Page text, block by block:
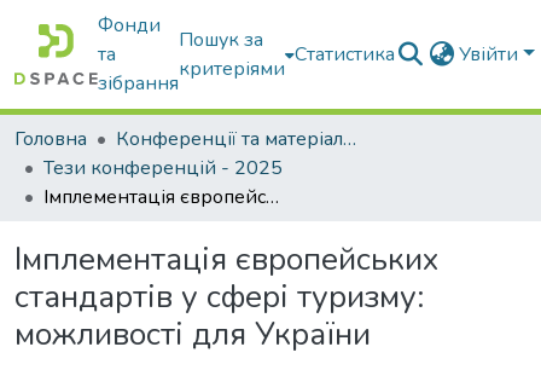
Фонди
та
зібрання
Пошук за
критеріями
Статистика Увійти
Головна
Конференції та матеріали конференцій
Тези конференцій - 2025
Імплементація європейських стандартів у сфері туризму: можливості для України
Імплементація європейських
стандартів у сфері туризму:
можливості для України